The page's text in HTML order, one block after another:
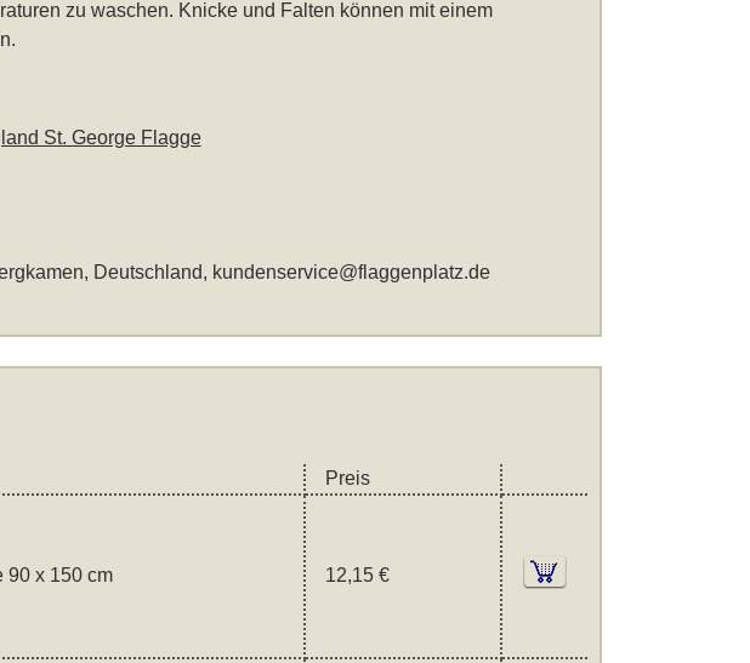
zu waschen. Knicke und Falten können mit einem
St. George Flagge
Deutschland, kundenservice@flaggenplatz.de
Preis
90 x 150 cm 12,15 €